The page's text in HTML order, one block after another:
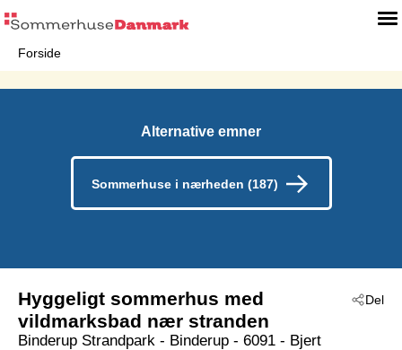
Forside
Alternative emner
Sommerhuse i nærheden (187)
Del
Hyggeligt sommerhus med
vildmarksbad nær stranden
Binderup Strandpark - Binderup - 6091 - Bjert